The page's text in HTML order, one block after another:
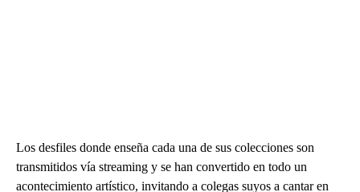
Los desfiles donde enseña cada una de sus colecciones son
transmitidos vía streaming y se han convertido en todo un
acontecimiento artístico, invitando a colegas suyos a cantar en